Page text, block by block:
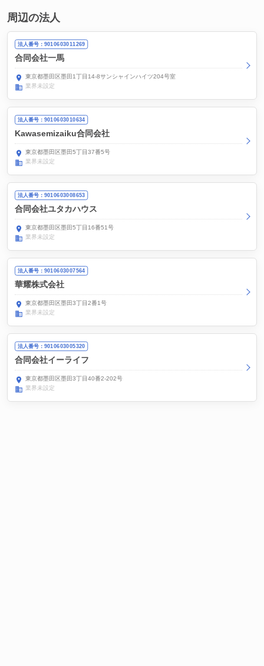
周辺の法人
法人番号：9010603011269
合同会社一馬
東京都墨田区墨田1丁目14-8サンシャインハイツ204号室
業界未設定
法人番号：9010603010634
Kawasemizaiku合同会社
東京都墨田区墨田5丁目37番5号
業界未設定
法人番号：9010603008653
合同会社ユタカハウス
東京都墨田区墨田5丁目16番51号
業界未設定
法人番号：9010603007564
華耀株式会社
東京都墨田区墨田3丁目2番1号
業界未設定
法人番号：9010603005320
合同会社イーライフ
東京都墨田区墨田3丁目40番2-202号
業界未設定